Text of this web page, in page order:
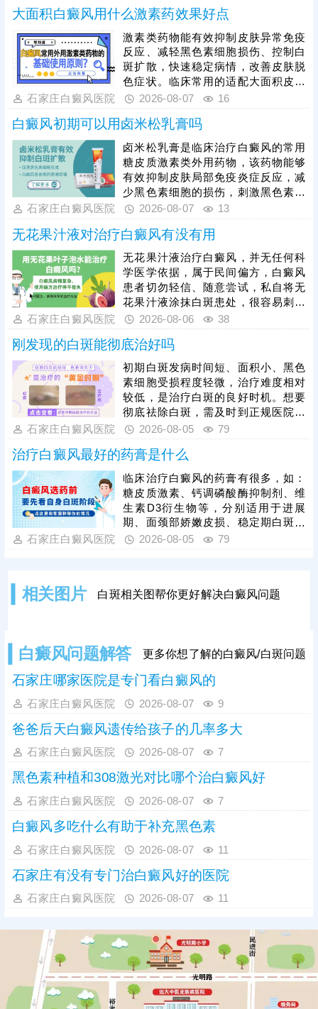
大面积白癜风用什么激素药效果好点
激素类药物能有效抑制皮肤异常免疫
反应、减轻黑色素细胞损伤、控制白
斑扩散，快速稳定病情，改善皮肤脱
色症状。临床常用的适配大面积皮损
的激素药物，需根据患者年龄、皮损
药种类、剂量、使用周期均需严格遵
从医嘱。患者严禁自行选购、增减药
量，盲目用药易引发皮肤萎缩、毛细
血管扩张、色素异常、激素依赖等副
作用，损害皮肤健康。单纯使用激素
药物治疗大面积白癜风效果有限，联
合311窄谱uvb照射综合方案，能有效
石家庄白癜风医院 2026-08-07 16
白癜风初期可以用卤米松乳膏吗
卤米松乳膏是临床治疗白癜风的常用
糖皮质激素类外用药物，该药物能够
有效抑制皮肤局部免疫炎症反应，减
少黑色素细胞的损伤，刺激黑色素再
生，可有效控制白斑扩散、淡化皮
能否使用、用药剂量、涂抹时长，都
需要结合个人白斑位置、皮肤状态、
体质等情况，严格遵从医嘱，避免不
当用药引发皮肤萎缩、色素异常等副
作用。临床治疗中，初期白癜风采用
卤米松乳膏外用，搭配308准分子激
光照射联合治疗，可内外协同作用，
加速黑色素
石家庄白癜风医院 2026-08-07 13
无花果汁液对治疗白癜风有没有用
无花果汁液治疗白癜风，并无任何科
学医学依据，属于民间偏方，白癜风
患者切勿轻信、随意尝试，私自将无
花果汁液涂抹白斑患处，很容易刺激
脆弱的皮损肌肤，引发过敏、炎症，
诱发皮肤同形反应，导致白斑扩散、
病情加重，同时还会耽误正规治疗时
机。临床中308准分子激光、黑色素
种植是治疗白癜风的成熟有效手段，
适配不同病情患者。白癜风恢复周期
较长，患者需摒弃偏方，坚持规范科
学治疗，同时做好日常皮肤防护、作
息饮食调理，稳定病情，助力白斑逐
步复色。
石家庄白癜风医院 2026-08-06 38
刚发现的白斑能彻底治好吗
初期白斑发病时间短、面积小、黑色
素细胞受损程度轻微，治疗难度相对
较低，是治疗白斑的良好时机。想要
彻底祛除白斑，需及时到正规医院检
查确诊，明确发病根源，杜绝偏方、
对症的治疗手段修复受损黑色素细
胞，从根源解决白斑问题，避免治疗
走弯路、延误病情。同时患者需摒弃
速成治疗心态，白癜风恢复需要周
期，务必坚持规范治疗，白斑消退后
做好巩固治疗，杜绝病情反复。
石家庄白癜风医院 2026-08-05 79
治疗白癜风最好的药膏是什么
临床治疗白癜风的药膏有很多，如：
糖皮质激素、钙调磷酸酶抑制剂、维
生素D3衍生物等，分别适用于进展
期、面颈部娇嫩皮损、稳定期白斑等
不同情况，需根据患者病情对症选
在医生指导下规范使用。单一药膏治
石家庄白癜风医院 2026-08-05 79
相关图片 白斑相关图帮你更好解决白癜风问题
白癜风问题解答 更多你想了解的白癜风/白斑问题
石家庄哪家医院是专门看白癜风的
石家庄白癜风医院 2026-08-07 9
爸爸后天白癜风遗传给孩子的几率多大
石家庄白癜风医院 2026-08-07 7
黑色素种植和308激光对比哪个治白癜风好
石家庄白癜风医院 2026-08-07 7
白癜风多吃什么有助于补充黑色素
石家庄白癜风医院 2026-08-07 11
石家庄有没有专门治白癜风好的医院
石家庄白癜风医院 2026-08-07 11